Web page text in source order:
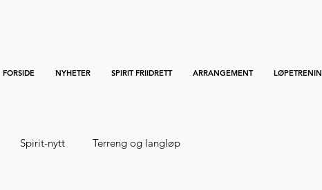
FORSIDE NYHETER SPIRIT FRIIDRETT ARRANGEMENT
Spirit-nytt Terreng og langløp